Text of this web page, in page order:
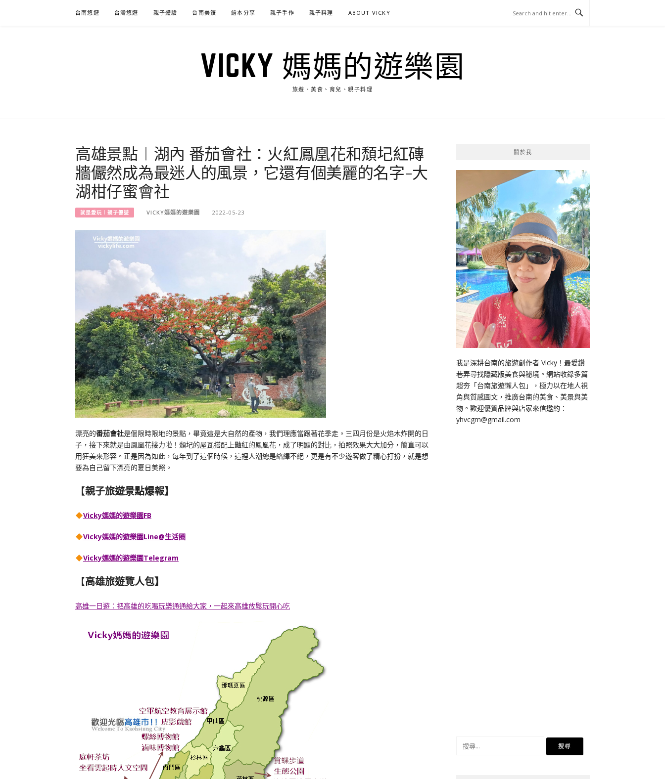
台南悠遊 台灣悠遊 親子體驗 台南美饌 繪本分享 親子手作 親子料理 ABOUT VICKY
VICKY 媽媽的遊樂園
旅遊、美食、育兒、親子料理
高雄景點︱湖內 番茄會社：火紅鳳凰花和頹圮紅磚
牆儼然成為最迷人的風景，它還有個美麗的名字-大
湖柑仔蜜會社
就是愛玩︱親子優遊 VICKY媽媽的遊樂園 2022-05-23
漂亮的番茄會社是個限時限地的景點，畢竟這是大自然的產物，我們理應當跟著花季走。三四月份是火焰木炸開的日
子，接下來就是由鳳凰花接力啦！頹圮的屋瓦搭配上豔紅的鳳凰花，成了明顯的對比，拍照效果大大加分，簡直可以
用狂美來形容。正是因為如此，每年到了這個時候，這裡人潮總是絡繹不絕，更是有不少遊客做了精心打扮，就是想
要為自己留下漂亮的夏日美照。
【親子旅遊景點爆報】
Vicky媽媽的遊樂園FB
Vicky媽媽的遊樂園Line@生活圈
Vicky媽媽的遊樂園Telegram
【高雄旅遊覽人包】
高雄一日遊：把高雄的吃喝玩樂通通給大家，一起來高雄放鬆玩開心吃
關於我
我是深耕台南的旅遊創作者 Vicky！最愛鑽
巷弄尋找隱藏版美食與秘境。網站收錄多篇
超夯「台南旅遊懶人包」，極力以在地人視
角與質感圖文，推廣台南的美食、美景與美
物。歡迎優質品牌與店家來信邀約：
yhvcgm@gmail.com